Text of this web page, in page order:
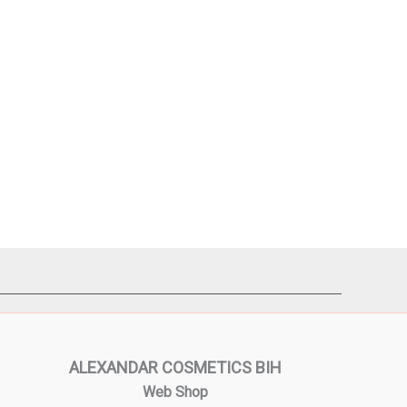
ALEXANDAR COSMETICS BIH
Web Shop